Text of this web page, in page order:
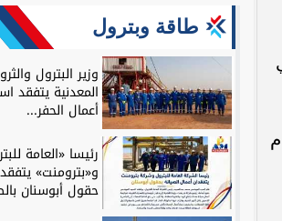
طاقة وبترول
وزير البترول
المعدنية يتفقد
أعمال الحفر...
رئيسا «العامة
و«بترومنت»
حقول أبوسنان